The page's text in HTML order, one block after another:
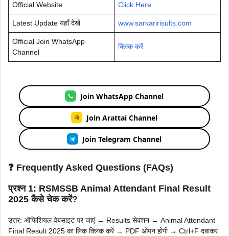
Official Website Click Here
Latest Update यहाँ देखें www.sarkaririsults.com
Official Join WhatsApp
Channel
क्लिक करें
Join WhatsApp Channel
Join Arattai Channel
Join Telegram Channel
❓ Frequently Asked Questions (FAQs)
प्रश्न 1: RSMSSB Animal Attendant Final Result
2025 कैसे चेक करें?
उत्तर: ऑफिशियल वेबसाइट पर जाएं → Results सेक्शन → Animal Attendant
Final Result 2025 का लिंक क्लिक करें → PDF ओपन होगी → Ctrl+F दबाकर